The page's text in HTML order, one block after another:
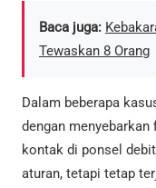
Baca juga:
Tewaskan 8 Orang
Dalam beberapa
dengan
kontak di ponsel
aturan, tetapi tetap